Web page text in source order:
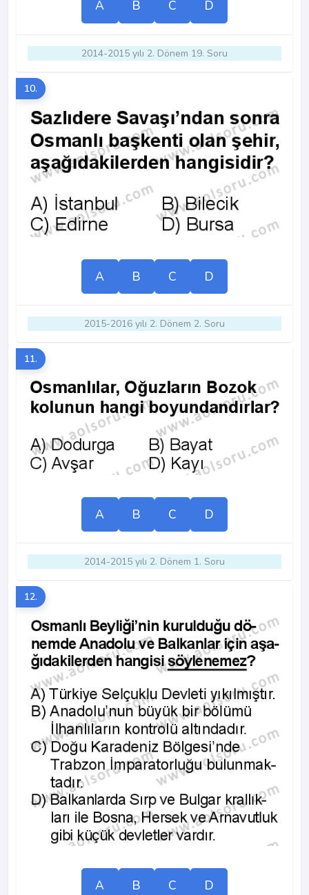
A B C D
2014-2015 yılı 2. Dönem 19. Soru
10.
A B C D
2015-2016 yılı 2. Dönem 2. Soru
11.
A B C D
2014-2015 yılı 2. Dönem 1. Soru
12.
A B C D